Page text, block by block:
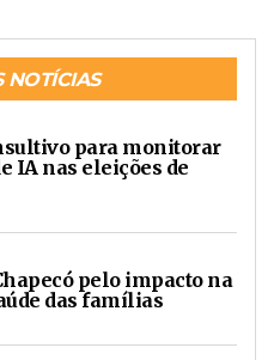
NOTÍCIAS
para monitorar
IA nas eleições de
pelo impacto na
das famílias